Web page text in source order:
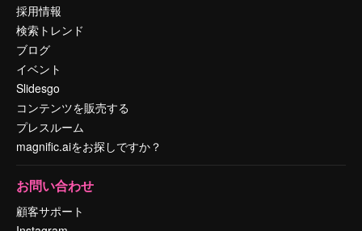
採用情報
検索トレンド
ブログ
イベント
Slidesgo
コンテンツを販売する
プレスルーム
magnific.aiをお探しですか？
お問い合わせ
顧客サポート